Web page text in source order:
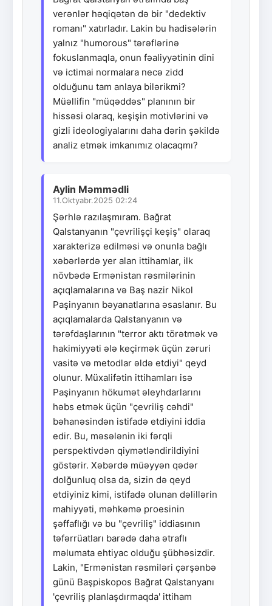
verənlər həqiqətən də bir "dedektiv
romanı" xatırladır. Lakin bu hadisələrin
yalnız "humorous" tərəflərinə
fokuslanmaqla, onun fəaliyyətinin dini
və ictimai normalara necə zidd
olduğunu tam anlaya bilərikmi?
Müəllifin "müqəddəs" planının bir
hissəsi olaraq, keşişin motivlərini və
gizli ideologiyalarını daha dərin şəkildə
analiz etmək imkanımız olacaqmı?
Aylin Məmmədli
11.Oktyabr.2025 02:24
Şərhlə razılaşmıram. Bağrat
Qalstanyanın "çevrilişçi keşiş" olaraq
xarakterizə edilməsi və onunla bağlı
xəbərlərdə yer alan ittihamlar, ilk
növbədə Ermənistan rəsmilərinin
açıqlamalarına və Baş nazir Nikol
Paşinyanın bəyanatlarına əsaslanır. Bu
açıqlamalarda Qalstanyanın və
tərəfdaşlarının "terror aktı törətmək və
hakimiyyəti ələ keçirmək üçün zəruri
vasitə və metodlar əldə etdiyi" qeyd
olunur. Müxalifətin ittihamları isə
Paşinyanın hökumət əleyhdarlarını
həbs etmək üçün "çevriliş cəhdi"
bəhanəsindən istifadə etdiyini iddia
edir. Bu, məsələnin iki fərqli
perspektivdən qiymətləndirildiyini
göstərir. Xəbərdə müəyyən qədər
dolğunluq olsa da, sizin də qeyd
etdiyiniz kimi, istifadə olunan dəlillərin
mahiyyəti, məhkəmə proesinin
şəffaflığı və bu "çevriliş" iddiasının
təfərrüatları barədə daha ətraflı
məlumata ehtiyac olduğu şübhəsizdir.
Lakin, "Ermənistan rəsmiləri çərşənbə
günü Başpiskopos Bağrat Qalstanyanı
'çevriliş planlaşdırmaqda' ittiham